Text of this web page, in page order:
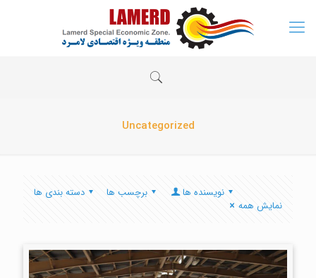
Uncategorized
دسته بندی ها برچسب ها
نویسنده ها
نمایش همه